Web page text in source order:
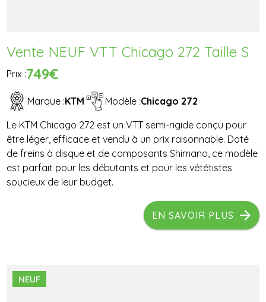
Vente NEUF VTT Chicago 272 Taille S
Prix :749€
Marque :KTM Modèle :Chicago 272
Le KTM Chicago 272 est un VTT semi-rigide conçu pour
être léger, efficace et vendu à un prix raisonnable. Doté
de freins à disque et de composants Shimano, ce modèle
est parfait pour les débutants et pour les vététistes
soucieux de leur budget.
EN SAVOIR PLUS
NEUF